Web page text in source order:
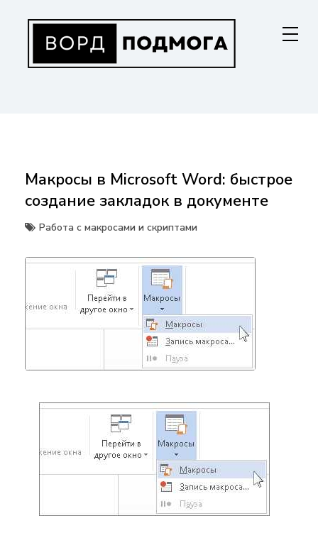
содержанию
Макросы в Microsoft Word: быстрое
создание закладок в документе
Работа с макросами и скриптами